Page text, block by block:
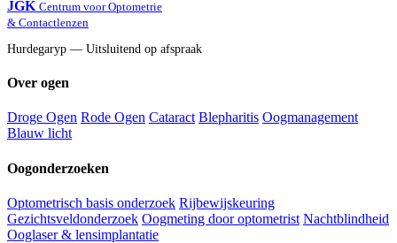
JGK Centrum voor Optometrie
& Contactlenzen
Hurdegaryp — Uitsluitend op afspraak
Over ogen
Droge Ogen Rode Ogen Cataract Blepharitis Oogmanagement
Blauw licht
Oogonderzoeken
Optometrisch basis onderzoek Rijbewijskeuring
Gezichtsveldonderzoek Oogmeting door optometrist Nachtblindheid
Ooglaser & lensimplantatie